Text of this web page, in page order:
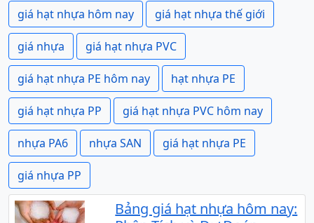
giá hạt nhựa hôm nay giá hạt nhựa thế giới
giá nhựa giá hạt nhựa PVC
giá hạt nhựa PE hôm nay hạt nhựa PE
giá hạt nhựa PP giá hạt nhựa PVC hôm nay
nhựa PA6 nhựa SAN giá hạt nhựa PE
giá nhựa PP
Bảng giá hạt nhựa hôm nay: